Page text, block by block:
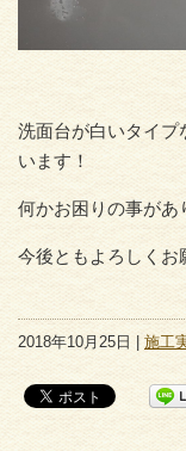
洗面台が白いタイプ
います！
何かお困りの事があ
今後ともよろしくお
2018年10月25日 | 施工